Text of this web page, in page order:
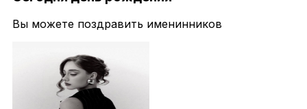
Вы можете поздравить именинников